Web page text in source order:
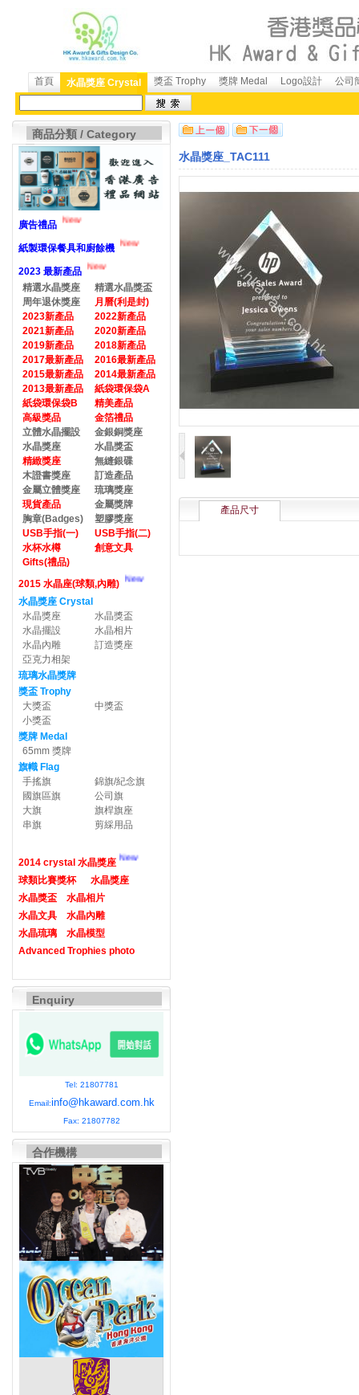
首頁 水晶獎座 Crystal 獎盃 Trophy 獎牌 Medal Logo設計 公司
商品分類 / Category
廣告禮品 New
紙製環保餐具和廚餘機 New
2023 最新產品
New
精選水晶獎座
精選水晶獎盃
周年退休獎座
月曆(利是封)
2023新產品
2022新產品
2021新產品
2020新產品
2019新產品
2018新產品
2017最新產品
2016最新產品
2015最新產品
2014最新產品
2013最新產品
紙袋環保袋A
紙袋環保袋B
精美產品
高級獎品
金箔禮品
立體水晶擺設
金銀銅獎座
水晶獎座
水晶獎盃
精緻獎座
無縫銀碟
木證書獎座
訂造產品
金屬立體獎座
琉璃獎座
現貨產品
金屬獎牌
胸章(Badges)
塑膠獎座
USB手指(一)
USB手指(二)
水杯水樽
創意文具
Gifts(禮品)
2015 水晶座(球類,內雕)
New
水晶獎座 Crystal
水晶獎座
水晶獎盃
水晶擺設
水晶相片
水晶內雕
訂造獎座
亞克力相架
琉璃水晶獎牌
獎盃 Trophy
大獎盃
中獎盃
小獎盃
獎牌 Medal
65mm 獎牌
旗幟 Flag
手搖旗
錦旗/紀念旗
國旗區旗
公司旗
大旗
旗桿旗座
串旗
剪綵用品
2014 crystal 水晶獎座 New
球類比賽獎杯
水晶獎座
水晶獎盃
水晶相片
水晶文具
水晶內雕
水晶琉璃
水晶模型
Advanced Trophies photo
Enquiry
Tel: 21807781
Email:info@hkaward.com.hk
Fax: 21807782
合作機構
水晶獎座_TAC111
產品尺寸